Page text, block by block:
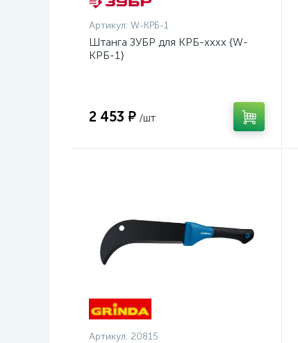
Артикул: W-КРБ-1
Штанга ЗУБР для КРБ-хххх {W-
КРБ-1}
2 453 ₽ /шт
Артикул: 20815